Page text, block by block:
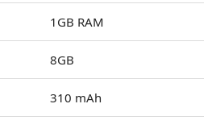
1GB RAM
8GB
310 mAh